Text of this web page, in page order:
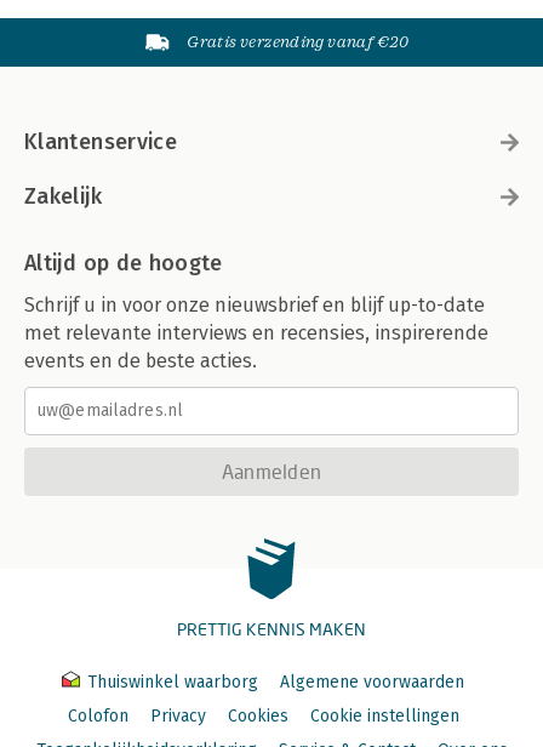
Gratis verzending vanaf €20
Klantenservice
Zakelijk
Altijd op de hoogte
Schrijf u in voor onze nieuwsbrief en blijf up-to-date
met relevante interviews en recensies, inspirerende
events en de beste acties.
Aanmelden
PRETTIG KENNIS MAKEN
Thuiswinkel waarborg
Algemene voorwaarden
Colofon
Privacy Cookies
Cookie instellingen